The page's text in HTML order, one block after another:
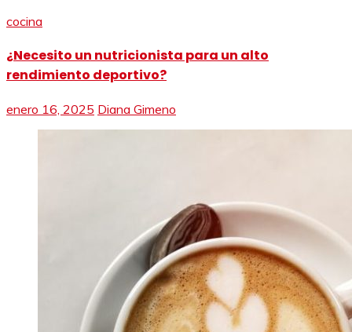
cocina
¿Necesito un nutricionista para un alto
rendimiento deportivo?
enero 16, 2025 Diana Gimeno